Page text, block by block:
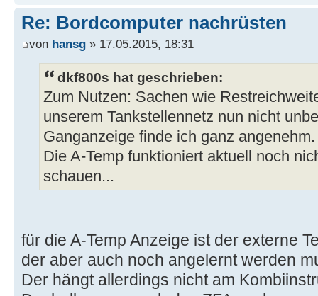
Re: Bordcomputer nachrüsten
von hansg » 17.05.2015, 18:31
dkf800s hat geschrieben:
Zum Nutzen: Sachen wie
unserem Tankstellennetz nun nicht
Ganganzeige finde ich ganz angenehm.
Die A-Temp funktioniert aktuell noch
schauen...
für die A-Temp Anzeige ist der externe
der aber auch noch angelernt werden
Der hängt allerdings nicht am